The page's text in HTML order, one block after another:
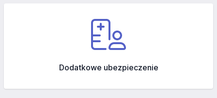
Dodatkowe ubezpieczenie